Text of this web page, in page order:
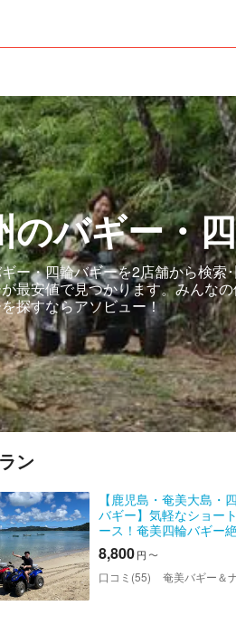
のバギー・
ー・四輪バギーを2店舗から検
最安値で見つかります。みんな
探すならアソビュー！
ン
【鹿児島・奄美大島・
バギー】気軽なショー
ース！奄美四輪バギー
ツアー
8,800円 〜
口コミ(55) 奄美バギー＆ナイトウォッチングガイド